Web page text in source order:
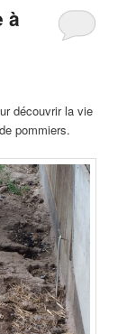
à
découvrir la vie
pommiers.